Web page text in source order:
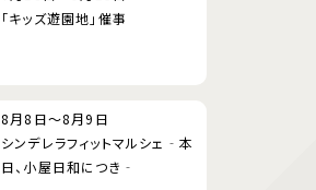
「キッズ遊園地」催事
8月8日～8月9日
シンデレラフィットマルシェ‐本
日、小屋日和につき‐